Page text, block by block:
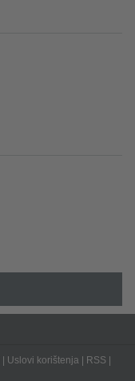
| Uslovi korištenja | RSS |